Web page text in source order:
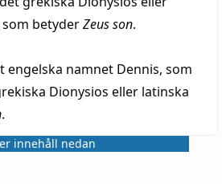
betyderZeus son.
engelska namnet Dennis, som
Dionysios eller latinska
.
innehåll nedan